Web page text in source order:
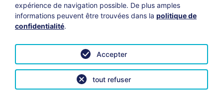
Vous nous trouverez aussi sur:
expérience de navigation possible. De plus amples
informations peuvent être trouvées dans la politique de
confidentialité.
tout refuser
Accepter